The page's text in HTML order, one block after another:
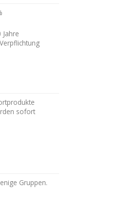
Jahre
sofort
Gruppen.